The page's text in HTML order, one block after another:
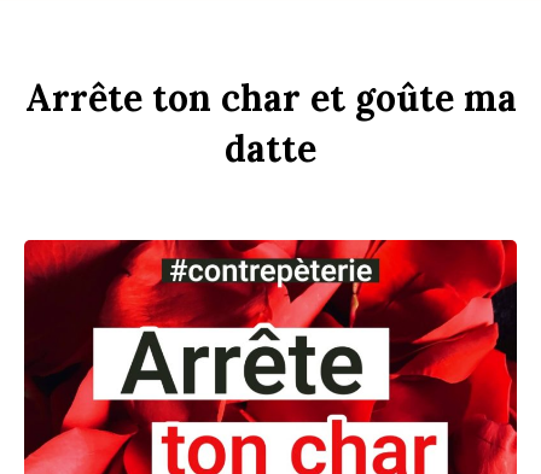
Arrête ton char et goûte ma
datte